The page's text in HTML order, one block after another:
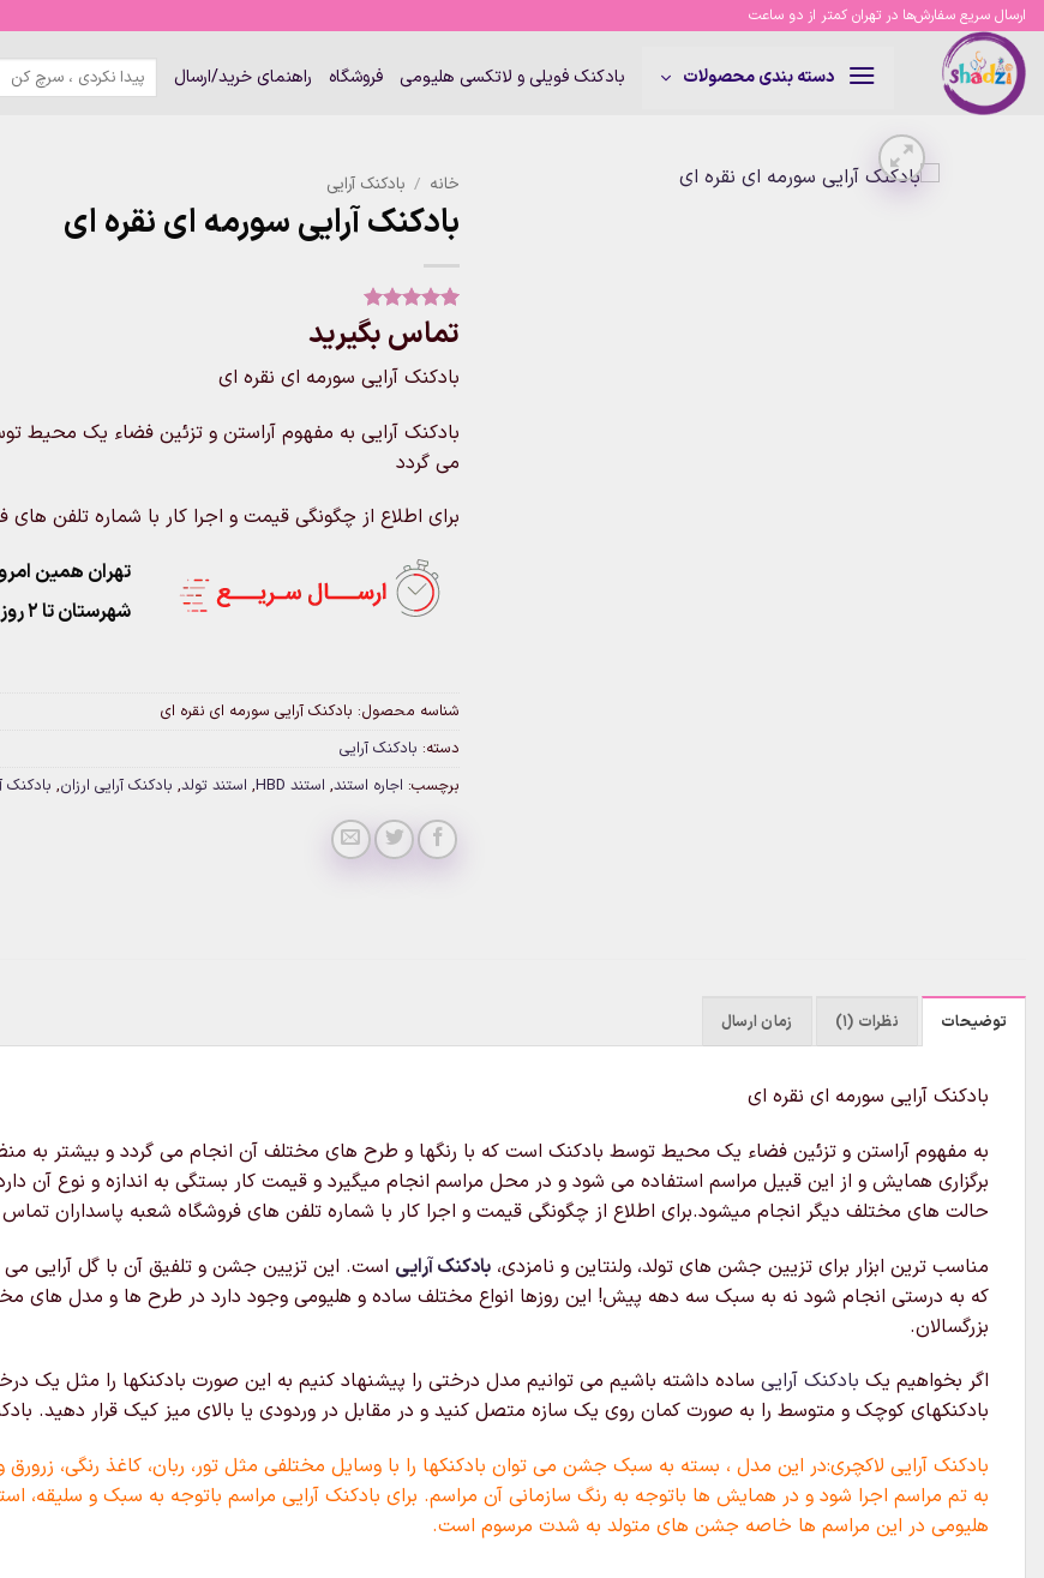
Skip
content
ارسال سریع سفارش‌ها در تهران کمتر از دو ساعت
دسته بندی محصولات بادکنک فویلی و لاتکسی هلیومی فروشگاه راهنمای خرید/ارسال
جستجو
برای:
خانه / بادکنک آرایی
بادکنک آرایی سورمه ای نقره ای
امتیاز
از
5 امتیاز
1
تماس بگیرید
بادکنک آرایی سورمه ای نقره ای
بادکنک آرایی به مفهوم آراستن و تزئین فضاء یک محیط
می گردد
برای اطلاع از چگونگی قیمت و اجرا کار با شماره تلفن های فروشگاه
تهران همین امروز از
شهرستان تا 2 روز کاری تحویل پست
شناسه محصول: بادکنک آرایی سورمه ای نقره ای
دسته: بادکنک آرایی
برچسب: اجاره استند, استند HBD , استند تولد, بادکنک آرایی ارزان, بادکنک
توضیحات نظرات (1) زمان ارسال
بادکنک آرایی سورمه ای نقره ای
به مفهوم آراستن و تزئین فضاء یک محیط توسط بادکنک است که با رنگها و طرح های مختلف آن انجام می گردد و بیشتر به
برگزاری همایش و از این قبیل مراسم استفاده می شود و در محل مراسم انجام میگیرد و قیمت کار بستگی به اندازه و نوع
حالت های مختلف دیگر انجام میشود.برای اطلاع از چگونگی قیمت و اجرا کار با شماره تلفن های فروشگاه شعبه پاسداران تماس
مناسب ترین ابزار برای تزیین جشن های تولد، ولنتاین و نامزدی، بادکنک آرایی است. این تزیین جشن و تلفیق آن با گل آرایی
که به درستی انجام شود نه به سبک سه دهه پیش! این روزها انواع مختلف ساده و هلیومی وجود دارد در طرح ها و مدل های
بزرگسالان.
اگر بخواهیم یک بادکنک آرایی ساده داشته باشیم می توانیم مدل درختی را پیشنهاد کنیم به این صورت بادکنکها را مثل یک
بادکنکهای کوچک و متوسط را به صورت کمان روی یک سازه متصل کنید و در مقابل در وردودی یا بالای میز کیک قرار دهید.
بادکنک آرایی لاکچری:در این مدل ، بسته به سبک جشن می توان بادکنکها را با وسایل مختلفی مثل تور، ربان، کاغذ رنگی،
به تم مراسم اجرا شود و در همایش ها باتوجه به رنگ سازمانی آن مراسم. برای بادکنک آرایی مراسم باتوجه به سبک و سلیقه،
هلیومی در این مراسم ها خاصه جشن های متولد به شدت مرسوم است.